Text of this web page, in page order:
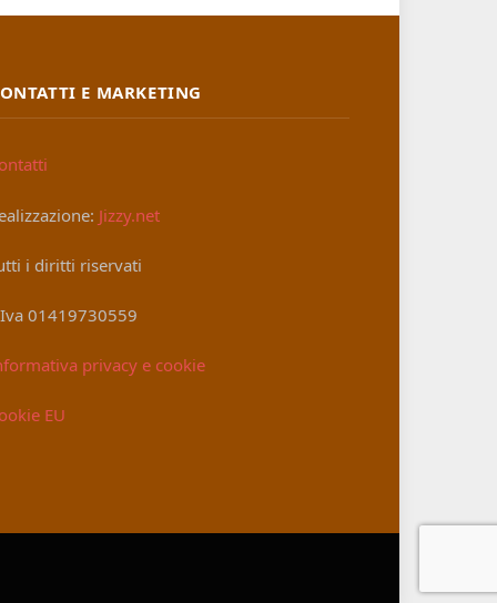
E MARKETING
Jizzy.net
i diritti riservati
01419730559
privacy e cookie
EU